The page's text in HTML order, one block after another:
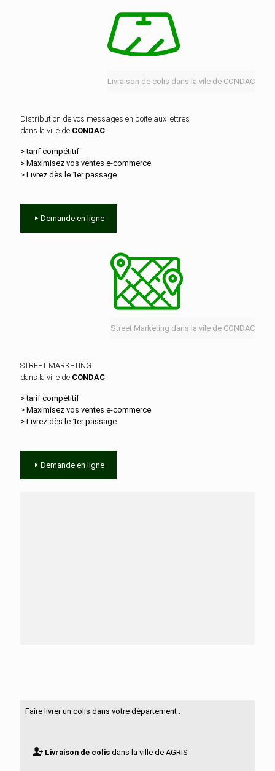
Livraison de colis dans la vile de CONDAC
Distribution de vos messages en boite aux lettres
dans la ville de CONDAC
> tarif compétitif
> Maximisez vos ventes e‑commerce
> Livrez dès le 1er passage
Demande en ligne
Street Marketing dans la vile de CONDAC
STREET MARKETING
dans la ville de CONDAC
> tarif compétitif
> Maximisez vos ventes e‑commerce
> Livrez dès le 1er passage
Demande en ligne
Faire livrer un colis dans votre département :
Livraison de colisdans la ville de AGRIS